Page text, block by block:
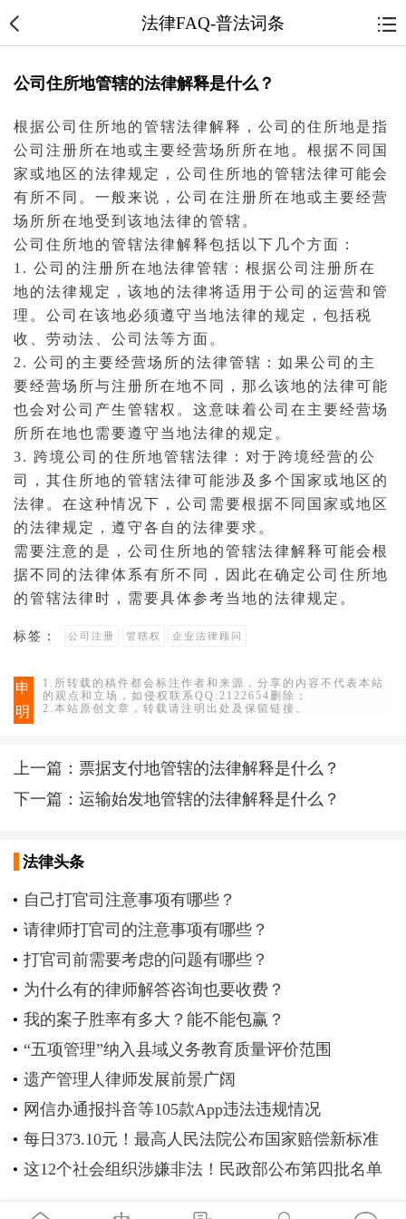
法律FAQ-普法词条
公司住所地管辖的法律解释是什么？
根据公司住所地的管辖法律解释，公司的住所地是指
公司注册所在地或主要经营场所所在地。根据不同国
家或地区的法律规定，公司住所地的管辖法律可能会
有所不同。一般来说，公司在注册所在地或主要经营
场所所在地受到该地法律的管辖。
公司住所地的管辖法律解释包括以下几个方面：
1. 公司的注册所在地法律管辖：根据公司注册所在
地的法律规定，该地的法律将适用于公司的运营和管
理。公司在该地必须遵守当地法律的规定，包括税
收、劳动法 、公司法等方面。
2. 公司的主要经营场所的法律管辖：如果公司的主
要经营场所与注册所在地不同，那么该地的法律可能
也会对公司产生管辖权。这意味着公司在主要经营场
所所在地也需要遵守当地法律的规定。
3. 跨境公司的住所地管辖法律：对于跨境经营的公
司，其住所地的管辖法律可能涉及多个国家或地区的
法律。在这种情况下，公司需要根据不同国家或地区
的法律规定，遵守各自的法律要求。
需要注意的是，公司住所地的管辖法律解释可能会根
据不同的法律体系有所不同，因此在确定公司住所地
的管辖法律时，需要具体参考当地的法律规定。
标签： 公司注册 管辖权 企业法律顾问
申
明
1.所转载的稿件都会标注作者和来源，分享的内容不代表本站
的观点和立场，如侵权联系QQ:2122654删除；
2.本站原创文章，转载请注明出处及保留链接。
上一篇： 票据支付地管辖的法律解释是什么？
下一篇：运输始发地管辖的法律解释是什么？
法律头条
自己打官司注意事项有哪些？
请律师打官司的注意事项有哪些？
打官司前需要考虑的问题有哪些？
为什么有的律师解答咨询也要收费？
我的案子胜率有多大？能不能包赢？
“五项管理”纳入县域义务教育质量评价范围
遗产管理人律师发展前景广阔
网信办通报抖音等105款App违法违规情况
每日373.10元！最高人民法院公布国家赔偿新标准
这12个社会组织涉嫌非法！民政部公布第四批名单